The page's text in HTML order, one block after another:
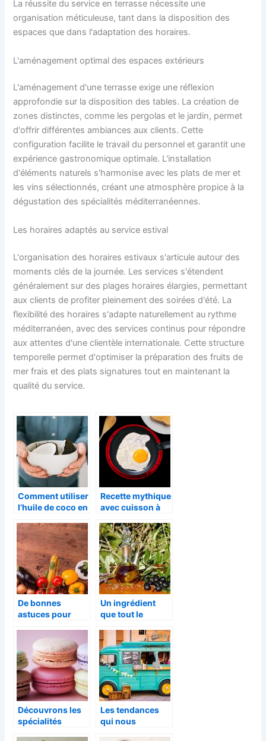
La réussite du service en terrasse nécessite une
organisation méticuleuse, tant dans la disposition des
espaces que dans l'adaptation des horaires.
L'aménagement optimal des espaces extérieurs
L'aménagement d'une terrasse exige une réflexion
approfondie sur la disposition des tables. La création de
zones distinctes, comme les pergolas et le jardin, permet
d'offrir différentes ambiances aux clients. Cette
configuration facilite le travail du personnel et garantit une
expérience gastronomique optimale. L'installation
d'éléments naturels s'harmonise avec les plats de mer et
les vins sélectionnés, créant une atmosphère propice à la
dégustation des spécialités méditerranéennes.
Les horaires adaptés au service estival
L'organisation des horaires estivaux s'articule autour des
moments clés de la journée. Les services s'étendent
généralement sur des plages horaires élargies, permettant
aux clients de profiter pleinement des soirées d'été. La
flexibilité des horaires s'adapte naturellement au rythme
méditerranéen, avec des services continus pour répondre
aux attentes d'une clientèle internationale. Cette structure
temporelle permet d'optimiser la préparation des fruits de
mer frais et des plats signatures tout en maintenant la
qualité du service.
Comment utiliser
l’huile de coco en
Recette mythique
avec cuisson à
De bonnes
astuces pour
rapidement
possible
Un ingrédient
que tout le
l’huile d’olive
Découvrons les
spécialités
Les tendances
qui nous